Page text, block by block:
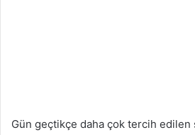
Gün geçtikçe daha çok tercih